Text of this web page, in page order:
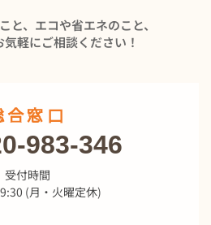
と、エコや省エネのこと、
軽にご相談ください！
合窓口
983-346
受付時間
(月・火曜定休)